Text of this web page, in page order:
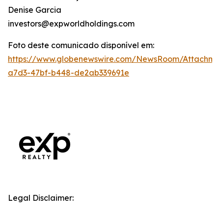
Denise Garcia
investors@expworldholdings.com
Foto deste comunicado disponível em:
https://www.globenewswire.com/NewsRoom/
a7d3-47bf-b448-de2ab339691e
Legal Disclaimer: